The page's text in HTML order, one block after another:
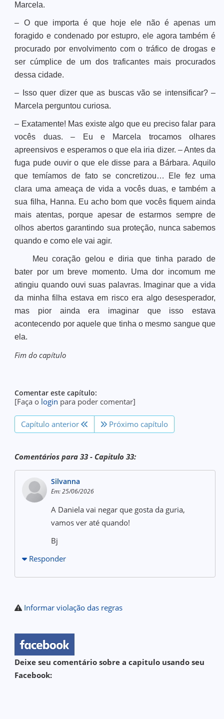
Marcela.
– O que importa é que hoje ele não é apenas um
foragido e condenado por estupro, ele agora também é
procurado por envolvimento com o tráfico de drogas e
ser cúmplice de um dos traficantes mais procurados
dessa cidade.
– Isso quer dizer que as buscas vão se intensificar? –
Marcela perguntou curiosa.
– Exatamente! Mas existe algo que eu preciso falar para
vocês duas. – Eu e Marcela trocamos olhares
apreensivos e esperamos o que ela iria dizer. – Antes da
fuga pude ouvir o que ele disse para a Bárbara. Aquilo
que temíamos de fato se concretizou… Ele fez uma
clara uma ameaça de vida a vocês duas, e também a
sua filha, Hanna. Eu acho bom que vocês fiquem ainda
mais atentas, porque apesar de estarmos sempre de
olhos abertos garantindo sua proteção, nunca sabemos
quando e como ele vai agir.
Meu coração gelou e diria que tinha parado de
bater por um breve momento. Uma dor incomum me
atingiu quando ouvi suas palavras. Imaginar que a vida
da minha filha estava em risco era algo desesperador,
mas pior ainda era imaginar que isso estava
acontecendo por aquele que tinha o mesmo sangue que
ela.
Fim do capítulo
Comentar este capítulo:
[Faça o login para poder comentar]
Capítulo anterior Próximo capítulo
Comentários para 33 - Capitulo 33:
Silvanna
Em: 25/06/2026
A Daniela vai negar que gosta da guria,
vamos ver até quando!
Bj
Responder
Informar violação das regras
Deixe seu comentário sobre a capitulo usando seu
Facebook: